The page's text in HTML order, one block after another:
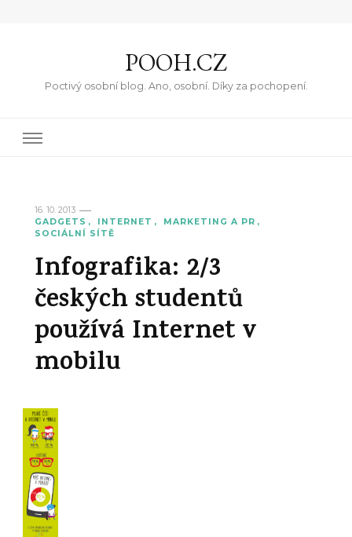
POOH.CZ
Poctivý osobní blog. Ano, osobní. Díky za pochopení.
16. 10. 2013
GADGETS
INTERNET
MARKETING A PR
SOCIÁLNÍ SÍTĚ
Infografika: 2/3
českých studentů
používá Internet v
mobilu